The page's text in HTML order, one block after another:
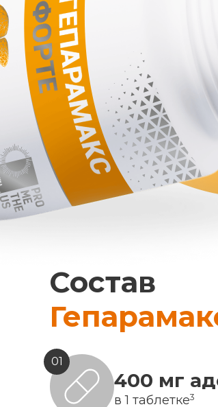
Состав
01
400 мг
в 1 таблетке3